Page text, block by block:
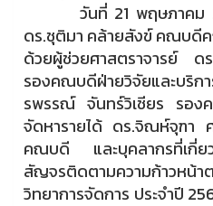
วันที่ 21 พฤษภาคม
ดร.ชุติมา คล้ายสังข์ คณบดี
ด้วยผู้ช่วยศาสตราจารย์
รองคณบดีฝ่ายวิจัยและบริ
รพรรณ์ จันทร์วิเชียร รอง
จัดหารายได้ ดร.จิณห์จุฑา
คณบดี และบุคลากรที่เกี่ย
สัญจรติดตามความก้าวหน้
วิทยาการจัดการ ประจำปี